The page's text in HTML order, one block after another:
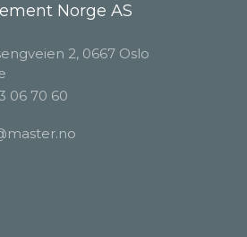
Norge AS
2, 0667 Oslo
06 70 60